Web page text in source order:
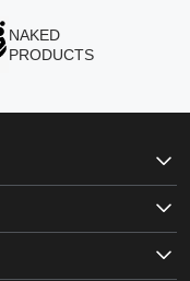
NAKED
PRODUCTS